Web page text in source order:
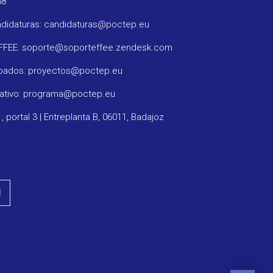
candidaturas@poctep.eu
soporte@soporteffee.zendesk.com
proyectos@poctep.eu
programa@poctep.eu
portal 3 | Entreplanta B, 06011, Badajoz